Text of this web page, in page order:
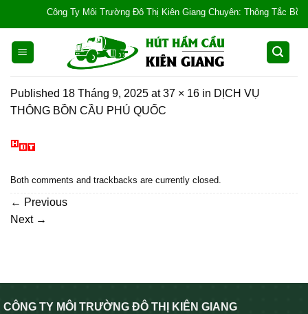
content
Công Ty Môi Trường Đô Thị Kiên Giang Chuyên: Thông Tắc Bồn
Published 18 Tháng 9, 2025 at37 × 16 in DỊCH VỤ
THÔNG BỒN CẦU PHÚ QUỐC
Both comments and trackbacks are currently closed.
← Previous
Next →
CÔNG TY MÔI TRƯỜNG ĐÔ THỊ KIÊN GIANG